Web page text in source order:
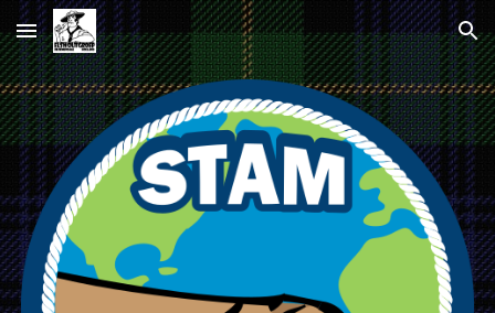
Skip to main content Skip to navigation